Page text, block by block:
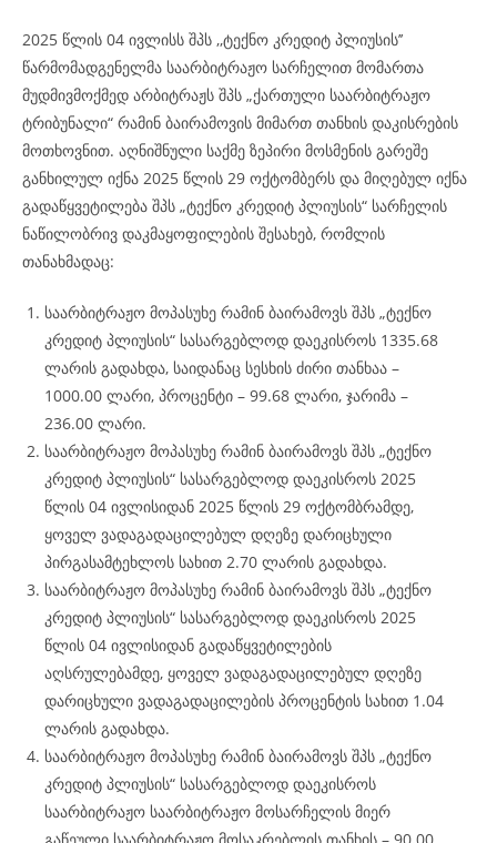
2025 წლის 04 ივლისს შპს ,,ტექნო კრედიტ პლიუსის’’
წარმომადგენელმა საარბიტრაჟო სარჩელით მომართა
მუდმივმოქმედ არბიტრაჟს შპს „ქართული საარბიტრაჟო
ტრიბუნალი“ რამინ ბაირამოვის მიმართ თანხის დაკისრების
მოთხოვნით. აღნიშნული საქმე ზეპირი მოსმენის გარეშე
განხილულ იქნა 2025 წლის 29 ოქტომბერს და მიღებულ იქნა
გადაწყვეტილება შპს „ტექნო კრედიტ პლიუსის“ სარჩელის
ნაწილობრივ დაკმაყოფილების შესახებ, რომლის
თანახმადაც:
საარბიტრაჟო მოპასუხე რამინ ბაირამოვს შპს „ტექნო
კრედიტ პლიუსის“ სასარგებლოდ დაეკისროს 1335.68
ლარის გადახდა, საიდანაც სესხის ძირი თანხაა –
1000.00 ლარი, პროცენტი – 99.68 ლარი, ჯარიმა –
236.00 ლარი.
საარბიტრაჟო მოპასუხე რამინ ბაირამოვს შპს „ტექნო
კრედიტ პლიუსის“ სასარგებლოდ დაეკისროს 2025
წლის 04 ივლისიდან 2025 წლის 29 ოქტომბრამდე,
ყოველ ვადაგადაცილებულ დღეზე დარიცხული
პირგასამტეხლოს სახით 2.70 ლარის გადახდა.
საარბიტრაჟო მოპასუხე რამინ ბაირამოვს შპს „ტექნო
კრედიტ პლიუსის“ სასარგებლოდ დაეკისროს 2025
წლის 04 ივლისიდან გადაწყვეტილების
აღსრულებამდე, ყოველ ვადაგადაცილებულ დღეზე
დარიცხული ვადაგადაცილების პროცენტის სახით 1.04
ლარის გადახდა.
საარბიტრაჟო მოპასუხე რამინ ბაირამოვს შპს „ტექნო
კრედიტ პლიუსის“ სასარგებლოდ დაეკისროს
საარბიტრაჟო საარბიტრაჟო მოსარჩელის მიერ